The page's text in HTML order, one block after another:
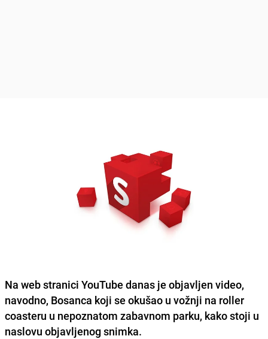
Na web stranici YouTube danas je objavljen video,
navodno, Bosanca koji se okušao u vožnji na roller
coasteru u nepoznatom zabavnom parku, kako stoji u
naslovu objavljenog snimka.